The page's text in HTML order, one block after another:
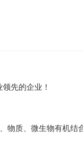
先的企业！
物质、微生物有机结